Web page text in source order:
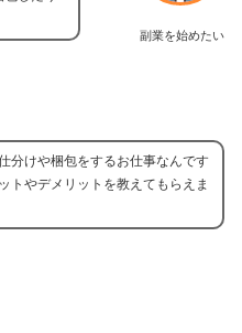
副業を始めたい
分けや梱包をするお仕事なんです
トやデメリットを教えてもらえま